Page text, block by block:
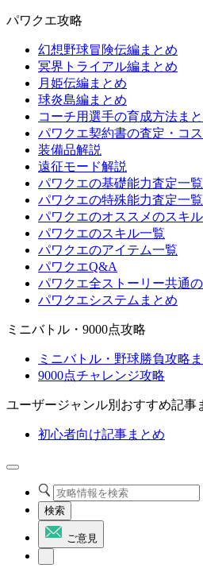
パワクエ攻略
幻想野球冒険伝編まとめ
冥界トライアル編まとめ
月姫伝編まとめ
球炎島編まとめ
コーチ用選手の育成方法ま
パワクエ契約書の査定・コ
装備品解説
遠征モード解説
パワクエの基礎能力査定一覧
パワクエの特殊能力査定一覧
パワクエのオススメのスキ
パワクエのスキル一覧
パワクエのアイテム一覧
パワクエQ&A
パワクエ全ストーリー共通
パワクエシステムまとめ
ミニバトル・9000点攻略
ミニバトル・野球勝負攻略
9000点チャレンジ攻略
ユーザージャンル別おすすめ記事
初心者向け記事まとめ
検索
ご意見